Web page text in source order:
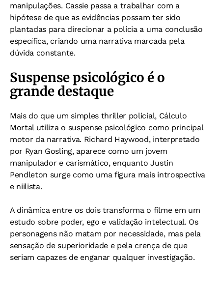
manipulações. Cassie passa a trabalhar com a
hipótese de que as evidências possam ter sido
plantadas para direcionar a polícia a uma conclusão
específica, criando uma narrativa marcada pela
dúvida constante.
Suspense psicológico é o
grande destaque
Mais do que um simples thriller policial, Cálculo
Mortal utiliza o suspense psicológico como principal
motor da narrativa. Richard Haywood, interpretado
por Ryan Gosling, aparece como um jovem
manipulador e carismático, enquanto Justin
Pendleton surge como uma figura mais introspectiva
e niilista.
A dinâmica entre os dois transforma o filme em um
estudo sobre poder, ego e validação intelectual. Os
personagens não matam por necessidade, mas pela
sensação de superioridade e pela crença de que
seriam capazes de enganar qualquer investigação.